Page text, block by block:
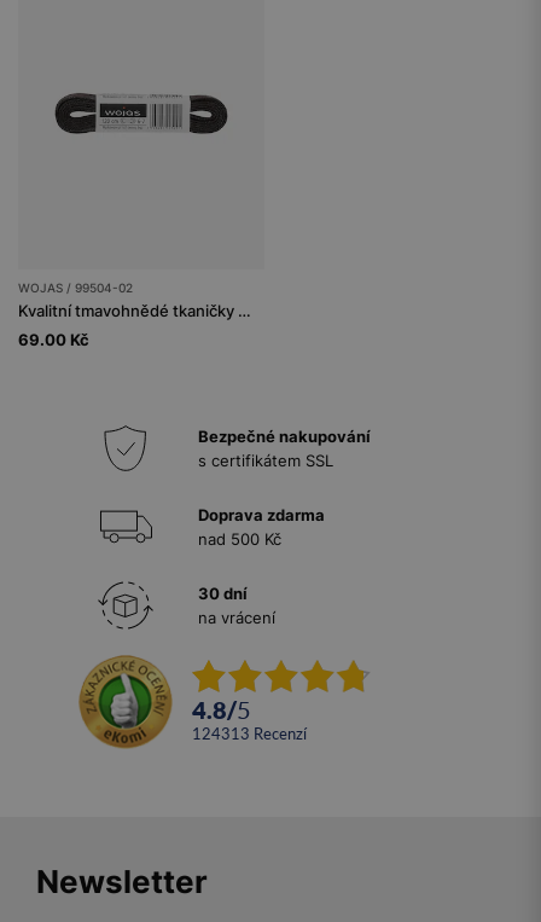
WOJAS / 99504-02
Kvalitní tmavohnědé tkaničky Wojas. Univerzální doplněk
69.00 Kč
Bezpečné nakupování
s certifikátem SSL
Doprava zdarma
nad 500 Kč
30 dní
na vrácení
4.8/5
124313 recenzí
Newsletter